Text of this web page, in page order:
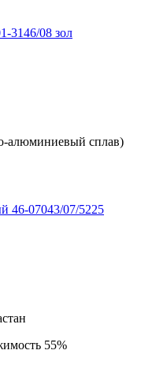
3146/08 зол
алюминиевый сплав)
46-07043/07/5225
55%